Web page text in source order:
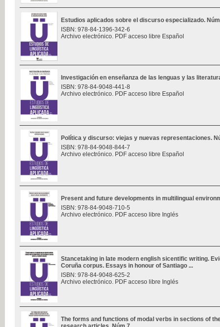
Estudios aplicados sobre el discurso especializado.
ISBN: 978-84-1396-342-6
Archivo electrónico. PDF acceso libre Español
Investigación en enseñanza de las lenguas y las
ISBN: 978-84-9048-441-8
Archivo electrónico. PDF acceso libre Español
Política y discurso: viejas y nuevas representaciones.
ISBN: 978-84-9048-844-7
Archivo electrónico. PDF acceso libre Español
Present and future developments in multilingual
ISBN: 978-84-9048-710-5
Archivo electrónico. PDF acceso libre Inglés
Stancetaking in late modern english sicentific writing.
Coruña corpus. Essays in honour of Santiago ...
ISBN: 978-84-9048-625-2
Archivo electrónico. PDF acceso libre Inglés
The forms and functions of modal verbs in sections of